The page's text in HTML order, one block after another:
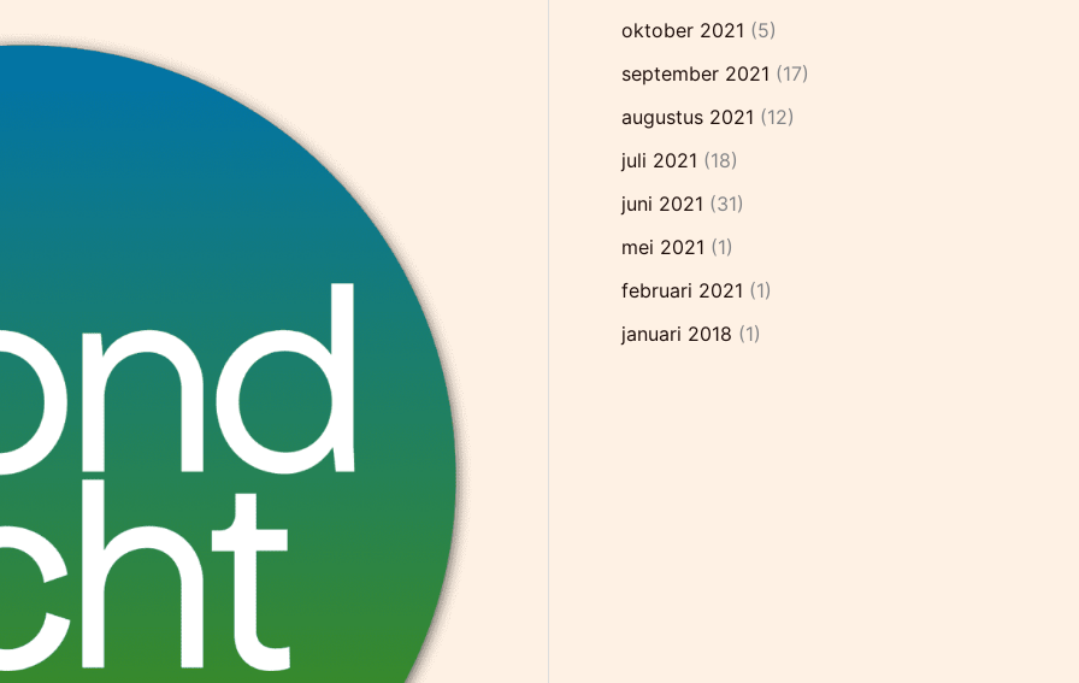
oktober 2021 (5)
september 2021 (17)
augustus 2021 (12)
juli 2021 (18)
juni 2021 (31)
mei 2021 (1)
februari 2021 (1)
januari 2018 (1)